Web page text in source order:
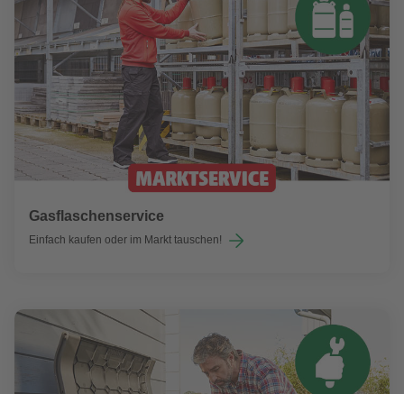
Gasflaschenservice
Einfach kaufen oder im Markt tauschen!